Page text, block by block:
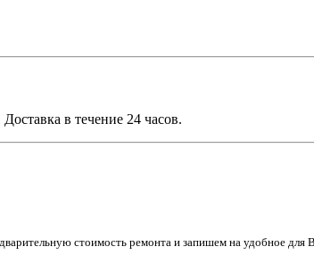
в течение 24 часов.
стоимость ремонта и запишем на удобное для